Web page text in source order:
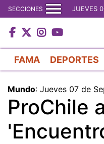
SECCIONES JUEVES
FAMA DEPORTES
Mundo: Jueves 07 de
ProChile